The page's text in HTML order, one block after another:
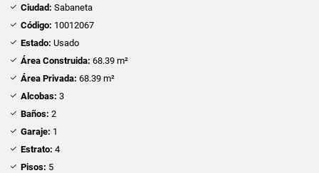
Ciudad: Sabaneta
Código: 10012067
Estado: Usado
Área Construida: 68.39 m²
Área Privada: 68.39 m²
Alcobas: 3
Baños: 2
Garaje: 1
Estrato: 4
Pisos: 5